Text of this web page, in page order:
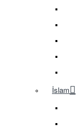
İslam